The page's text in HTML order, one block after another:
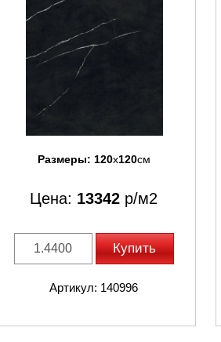
Размеры: 120x120см
Цена: 13342 р/м2
Купить
Артикул: 140996